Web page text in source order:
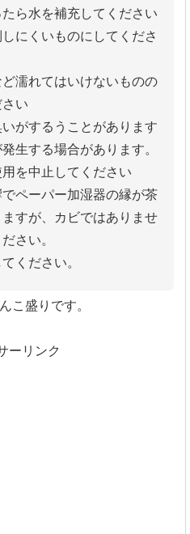
ら水を補充してください
にくいものにしてくださ
濡れてはいけないものの
い
がするうことがあります
生する場合があります。
を中止してください
ペーパー加湿器の縁が茶
すが、カビではありませ
さい。
ください。
こ盛りです。
ーリンク